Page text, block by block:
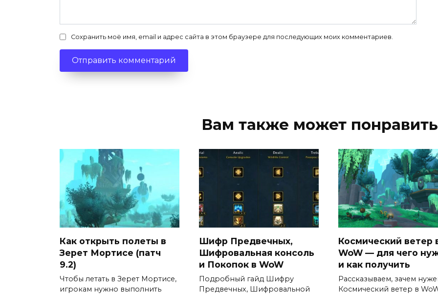
Сохранить моё имя, email и адрес сайта в этом браузере для последующих моих комментариев.
Вам также может
Как открыть полеты в
Зерет Мортисе (патч
9.2)
Чтобы летать в Зерет Мортисе,
игрокам нужно выполнить
Шифр Предвечных,
Шифровальная консоль
и Покопок в WoW
Подробный гайд Шифру
Предвечных, Шифровальной
Космический ветер
WoW — для чего
и как получить
Рассказываем, зачем
Космический ветер в